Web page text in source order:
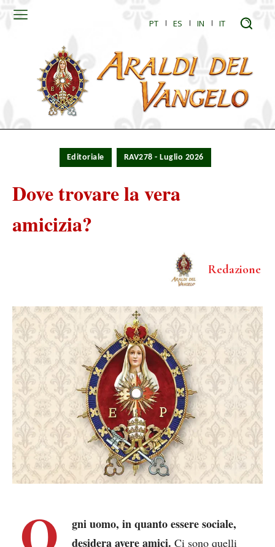
PT ES IN IT
Editoriale RAV278 - Luglio 2026
Dove trovare la vera
amicizia?
Redazione
gni uomo, in quanto essere sociale,
desidera avere amici. Ci sono quelli